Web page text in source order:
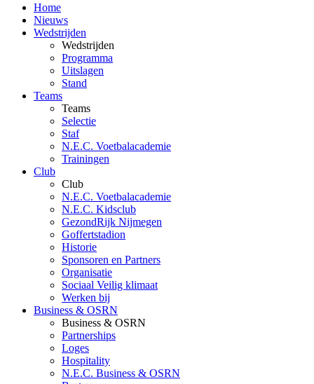
Home
Nieuws
Wedstrijden
Wedstrijden
Programma
Uitslagen
Stand
Teams
Teams
Selectie
Staf
N.E.C. Voetbalacademie
Trainingen
Club
Club
N.E.C. Voetbalacademie
N.E.C. Kidsclub
GezondRijk Nijmegen
Goffertstadion
Historie
Sponsoren en Partners
Organisatie
Sociaal Veilig klimaat
Werken bij
Business & OSRN
Business & OSRN
Partnerships
Loges
Hospitality
N.E.C. Business & OSRN